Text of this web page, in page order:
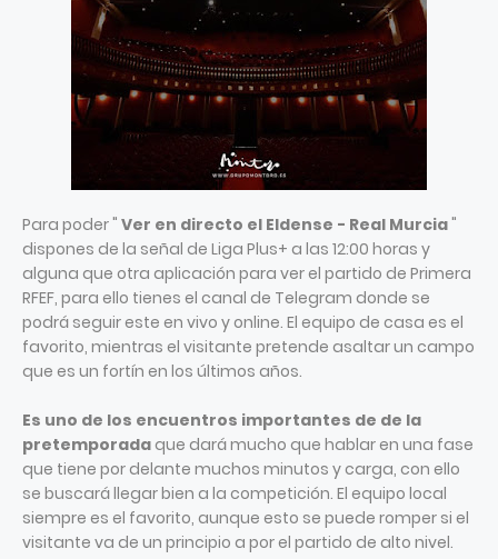
Para poder " Ver en directo el Eldense - Real Murcia"
dispones de la señal de Liga Plus+ a las 12:00 horas y
alguna que otra aplicación para ver el partido de Primera
RFEF, para ello tienes el canal de Telegram donde se
podrá seguir este en vivo y online. El equipo de casa es el
favorito, mientras el visitante pretende asaltar un campo
que es un fortín en los últimos años.
Es uno de los encuentros importantes de de la
pretemporada que dará mucho que hablar en una fase
que tiene por delante muchos minutos y carga, con ello
se buscará llegar bien a la competición. El equipo local
siempre es el favorito, aunque esto se puede romper si el
visitante va de un principio a por el partido de alto nivel.